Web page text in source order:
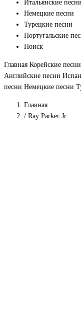
Итальянские песни
Немецкие песни
Турецкие песни
Португальские
Поиск
Главная Корейские песни
Английские песни
песни Немецкие песни
Главная
/ Ray Parker Jr.